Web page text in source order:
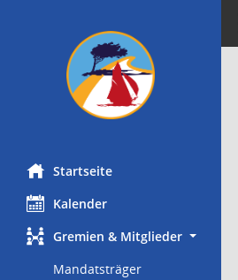
Startseite
Kalender
Gremien & Mitglieder
Mandatsträger